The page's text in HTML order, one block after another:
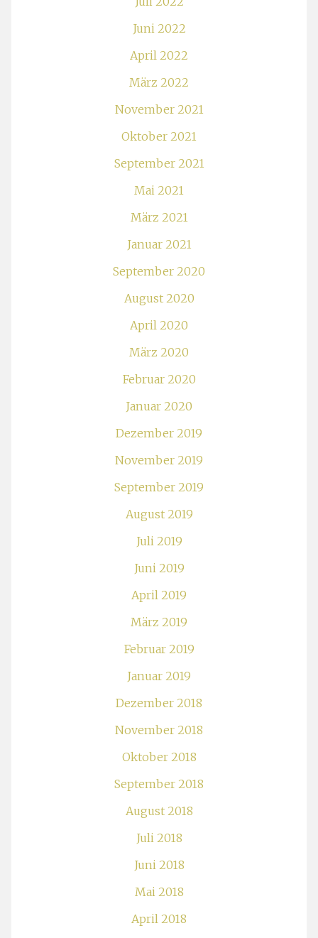
Juni 2022
April 2022
März 2022
November 2021
Oktober 2021
September 2021
Mai 2021
März 2021
Januar 2021
September 2020
August 2020
April 2020
März 2020
Februar 2020
Januar 2020
Dezember 2019
November 2019
September 2019
August 2019
Juli 2019
Juni 2019
April 2019
März 2019
Februar 2019
Januar 2019
Dezember 2018
November 2018
Oktober 2018
September 2018
August 2018
Juli 2018
Juni 2018
Mai 2018
April 2018